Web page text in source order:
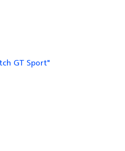
GT Sport"